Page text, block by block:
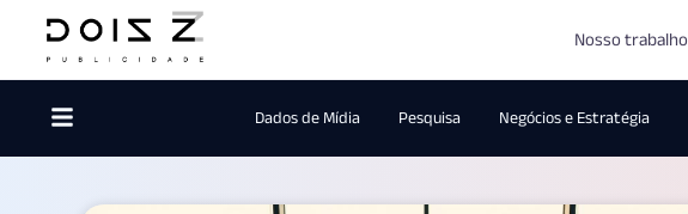
Nosso trabalho
Dados de Mídia Pesquisa Negócios e Estratégia